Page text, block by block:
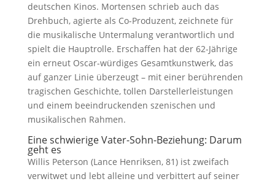
deutschen Kinos. Mortensen schrieb auch das
Drehbuch, agierte als Co-Produzent, zeichnete für
die musikalische Untermalung verantwortlich und
spielt die Hauptrolle. Erschaffen hat der 62-Jährige
ein erneut Oscar-würdiges Gesamtkunstwerk, das
auf ganzer Linie überzeugt – mit einer berührenden
tragischen Geschichte, tollen Darstellerleistungen
und einem beeindruckenden szenischen und
musikalischen Rahmen.
Eine schwierige Vater-Sohn-Beziehung: Darum
geht es
Willis Peterson (Lance Henriksen, 81) ist zweifach
verwitwet und lebt alleine und verbittert auf seiner